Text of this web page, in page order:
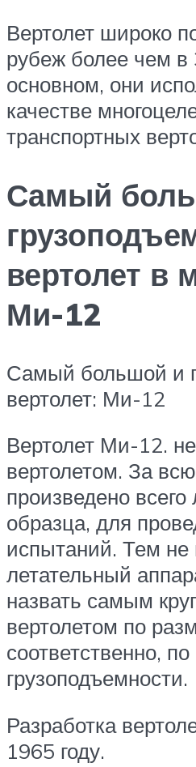
Вертолет широко
рубеж более чем в
основном, они
качестве
транспортных
Самый
вертолет в
Ми-12
Самый большой и
вертолет: Ми-12
Вертолет Ми-12.
вертолетом. За
произведено
образца, для
испытаний. Тем не
летательный
назвать самым
вертолетом по
соответственно, по
грузоподъемности.
Разработка
1965 году.